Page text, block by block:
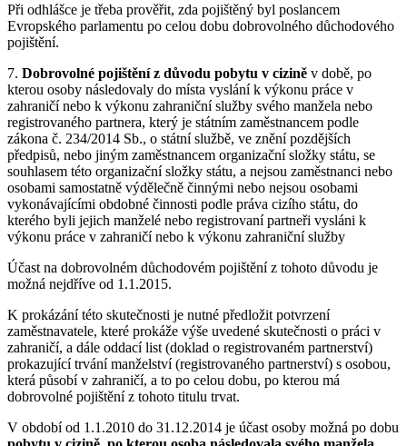
Při odhlášce je třeba prověřit, zda pojištěný byl poslancem
Evropského parlamentu po celou dobu dobrovolného důchodového
pojištění.
7. Dobrovolné pojištění z důvodu pobytu v cizině v době, po
kterou osoby následovaly do místa vyslání k výkonu práce v
zahraničí nebo k výkonu zahraniční služby svého manžela nebo
registrovaného partnera, který je státním zaměstnancem podle
zákona č. 234/2014 Sb., o státní službě, ve znění pozdějších
předpisů, nebo jiným zaměstnancem organizační složky státu, se
souhlasem této organizační složky státu, a nejsou zaměstnanci nebo
osobami samostatně výdělečně činnými nebo nejsou osobami
vykonávajícími obdobné činnosti podle práva cizího státu, do
kterého byli jejich manželé nebo registrovaní partneři vysláni k
výkonu práce v zahraničí nebo k výkonu zahraniční služby
Účast na dobrovolném důchodovém pojištění z tohoto důvodu je
možná nejdříve od 1.1.2015.
K prokázání této skutečnosti je nutné předložit potvrzení
zaměstnavatele, které prokáže výše uvedené skutečnosti o práci v
zahraničí, a dále oddací list (doklad o registrovaném partnerství)
prokazující trvání manželství (registrovaného partnerství) s osobou,
která působí v zahraničí, a to po celou dobu, po kterou má
dobrovolné pojištění z tohoto titulu trvat.
V období od 1.1.2010 do 31.12.2014 je účast osoby možná po dobu